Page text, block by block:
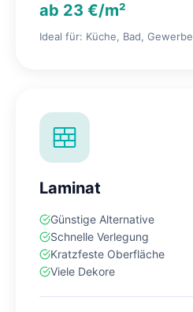
ab 23 €/m²
Ideal für: Küche, Bad, Gewerbe
Laminat
Günstige Alternative
Schnelle Verlegung
Kratzfeste Oberfläche
Viele Dekore